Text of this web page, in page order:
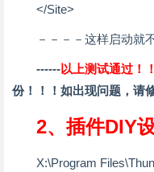
</Site>
－－－－这样启动就
------以上测试通过！
份！！！如出现问题，请
2、插件DIY
X:\Program